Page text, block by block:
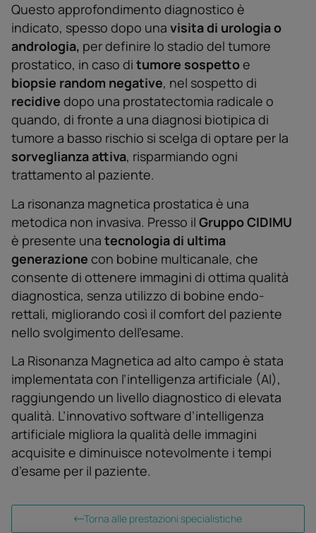
Questo approfondimento diagnostico è
indicato, spesso dopo una visita di urologia o
andrologia, per definire lo stadio del tumore
prostatico, in caso di tumore sospettoe
biopsie random negative, nel sospetto di
recidive dopo una prostatectomia radicale o
quando, di fronte a una diagnosi biotipica di
tumore a basso rischio si scelga di optare per la
sorveglianza attiva, risparmiando ogni
trattamento al paziente.
La risonanza magnetica prostatica è una
metodica non invasiva. Presso il Gruppo CIDIMU
è presente una tecnologia di ultima
generazione con bobine multicanale, che
consente di ottenere immagini di ottima qualità
diagnostica, senza utilizzo di bobine endo-
rettali, migliorando così il comfort del paziente
nello svolgimento dell’esame.
La Risonanza Magnetica ad alto campo è stata
implementata con l’intelligenza artificiale (AI),
raggiungendo un livello diagnostico di elevata
qualità. L’innovativo software d’intelligenza
artificiale migliora la qualità delle immagini
acquisite e diminuisce notevolmente i tempi
d’esame per il paziente.
Torna alle prestazioni specialistiche